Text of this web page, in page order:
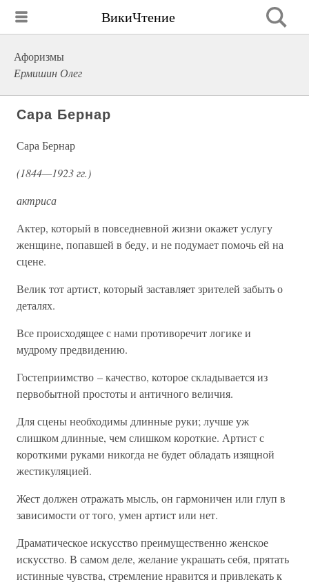
ВикиЧтение
Афоризмы
Ермишин Олег
Сара Бернар
Сара Бернар
(1844—1923 гг.)
актриса
Актер, который в повседневной жизни окажет услугу
женщине, попавшей в беду, и не подумает помочь ей на
сцене.
Велик тот артист, который заставляет зрителей забыть о
деталях.
Все происходящее с нами противоречит логике и
мудрому предвидению.
Гостеприимство – качество, которое складывается из
первобытной простоты и античного величия.
Для сцены необходимы длинные руки; лучше уж
слишком длинные, чем слишком короткие. Артист с
короткими руками никогда не будет обладать изящной
жестикуляцией.
Жест должен отражать мысль, он гармоничен или глуп в
зависимости от того, умен артист или нет.
Драматическое искусство преимущественно женское
искусство. В самом деле, желание украшать себя, прятать
истинные чувства, стремление нравится и привлекать к